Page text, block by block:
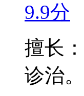
9.9分
擅长
诊治。